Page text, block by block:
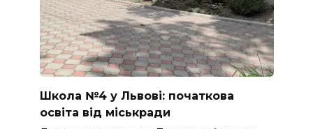
Школа №4 у Львові: початкова
освіта від міськради